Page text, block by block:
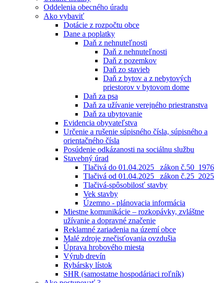
Oddelenia obecného úradu
Ako vybaviť
Dotácie z rozpočtu obce
Dane a poplatky
Daň z nehnuteľnosti
Daň z nehnuteľnosti
Daň z pozemkov
Daň zo stavieb
Daň z bytov a z nebytových
priestorov v bytovom dome
Daň za psa
Daň za užívanie verejného priestranstva
Daň za ubytovanie
Evidencia obyvateľstva
Určenie a rušenie súpisného čísla, súpisného a
orientačného čísla
Posúdenie odkázanosti na sociálnu službu
Stavebný úrad
Tlačivá do 01.04.2025_ zákon č.50_1976
Tlačivá od 01.04.2025_ zákon č.25_2025
Tlačivá-spôsobilosť stavby
Vek stavby
Územno - plánovacia informácia
Miestne komunikácie – rozkopávky, zvláštne
užívanie a dopravné značenie
Reklamné zariadenia na území obce
Malé zdroje znečisťovania ovzdušia
Úprava hrobového miesta
Výrub drevín
Rybársky lístok
SHR (samostatne hospodáriaci roľník)